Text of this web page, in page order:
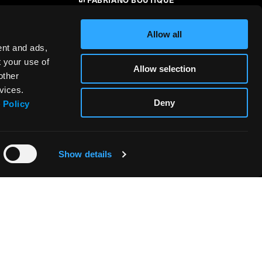
and ads,
your use of
Policy
Show details
Allow all
Allow selection
Deny
RIVENDITORI
SICUREZZA DEI PRODOTTI –